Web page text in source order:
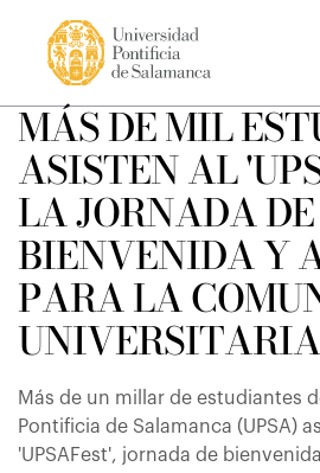
MÁS DE MIL
ASISTEN AL
LA JORNADA DE
BIENVENIDA Y
PARA LA
UNIVERSITARIA
Más de un millar de estudiantes
Pontificia de Salamanca (UPSA)
'UPSAFest', jornada de